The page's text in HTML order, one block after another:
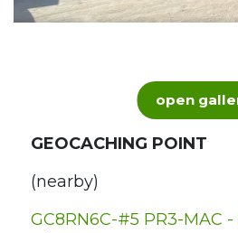
open
GEOCACHING POINT
(nearby)
GC8RN6C-#5 PR3-MAC -